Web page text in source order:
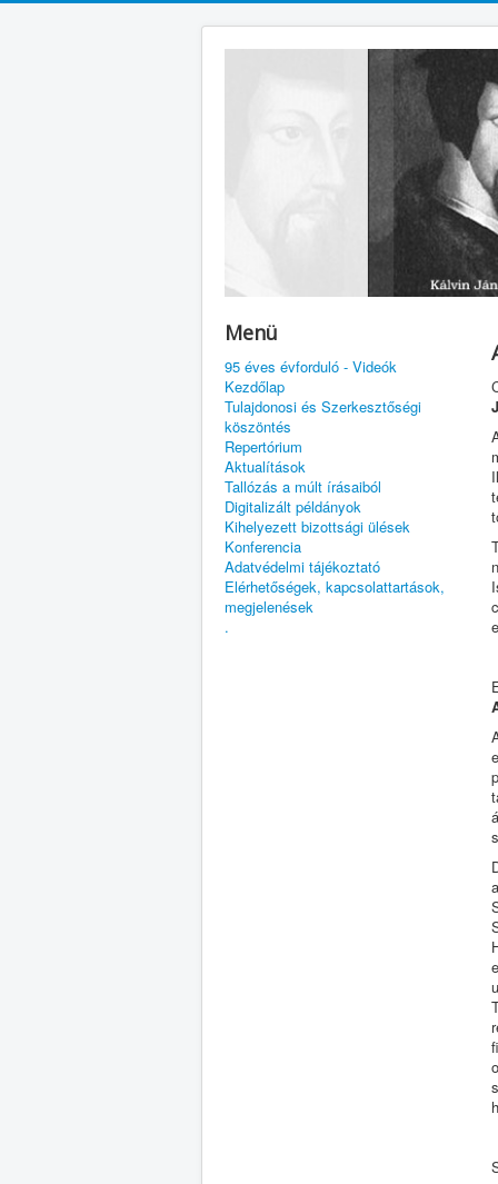
Menü
95 éves évforduló - Videók
Kezdőlap
Tulajdonosi és Szerkesztőségi
köszöntés
Repertórium
Aktualítások
Tallózás a múlt írásaiból
Digitalizált példányok
Kihelyezett bizottsági ülések
Konferencia
Adatvédelmi tájékoztató
Elérhetőségek, kapcsolattartások,
megjelenések
.